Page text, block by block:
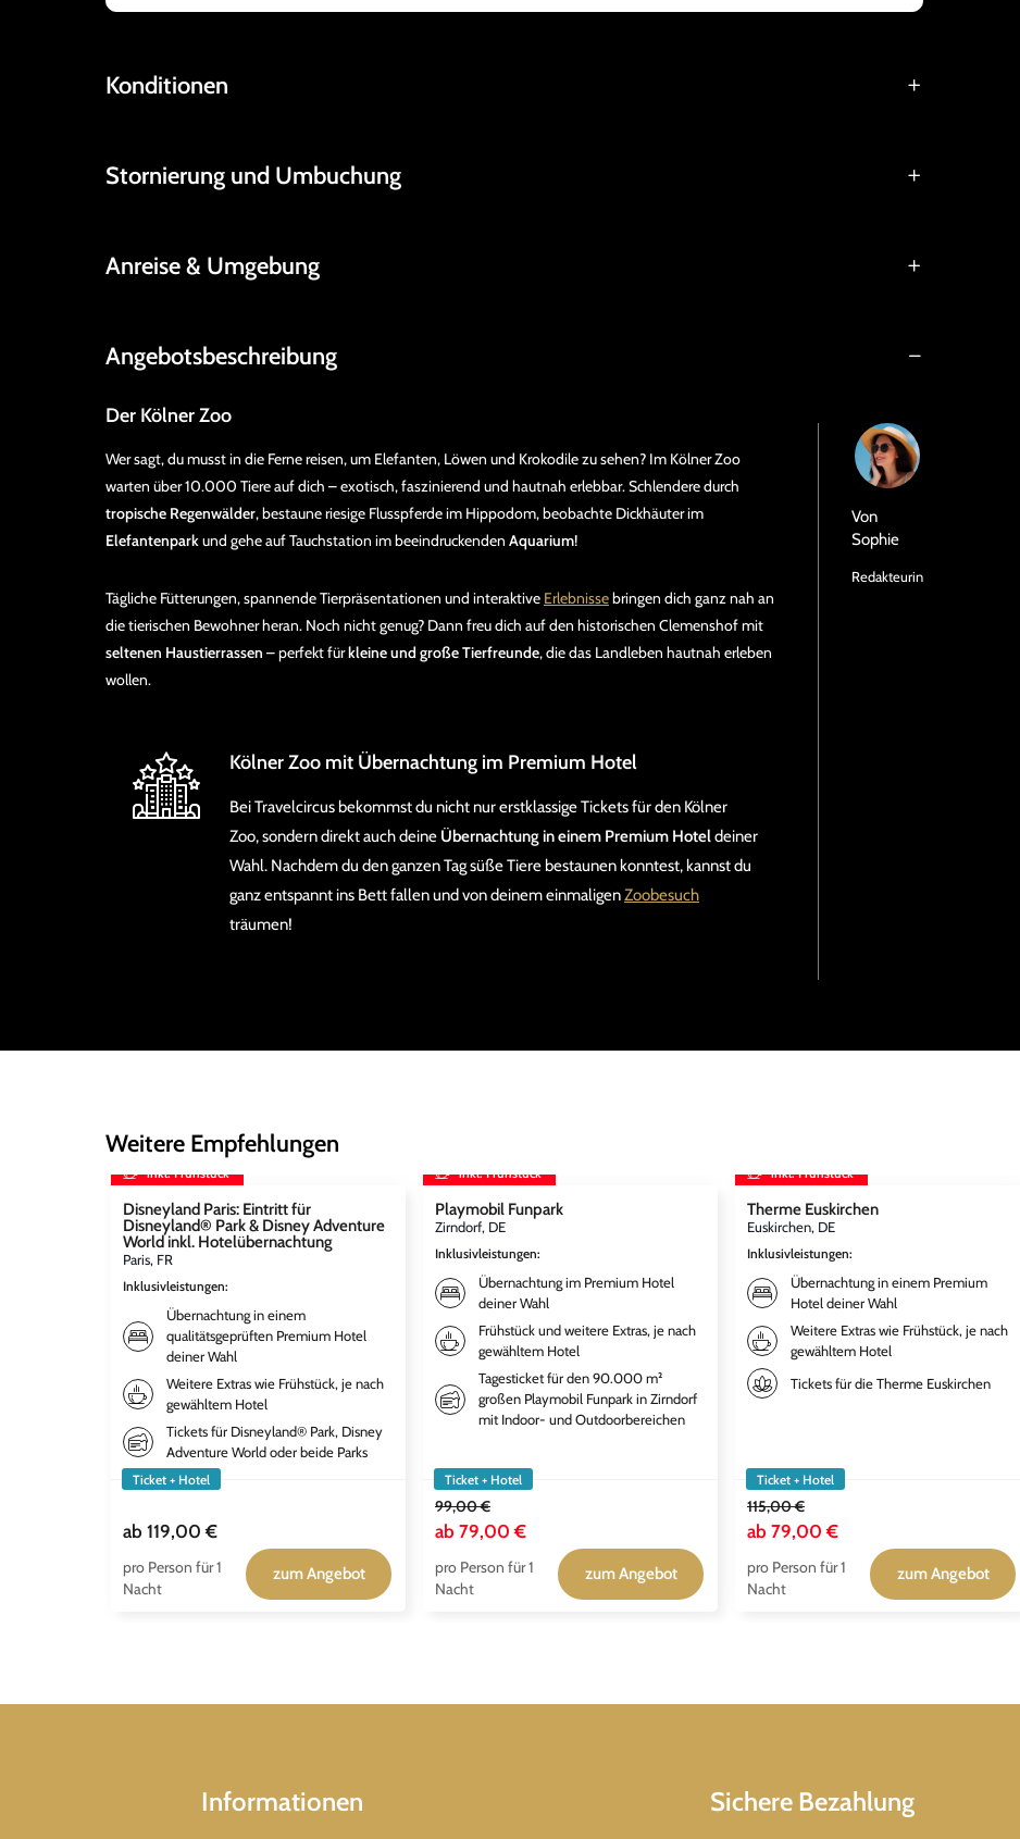
Konditionen
Stornierung und Umbuchung
Anreise & Umgebung
Angebotsbeschreibung
Der Kölner Zoo
Wer sagt, du musst in die Ferne reisen, um Elefanten, Löwen und Krokodile zu sehen? Im Kölner Zoo
warten über 10.000 Tiere auf dich – exotisch, faszinierend und hautnah erlebbar. Schlendere durch
tropische Regenwälder, bestaune riesige Flusspferde im Hippodom, beobachte Dickhäuter im
Elefantenparkund gehe auf Tauchstation im beeindruckenden Aquarium!
Tägliche Fütterungen, spannende Tierpräsentationen und interaktive Erlebnissebringen dich ganz nah an
die tierischen Bewohner heran. Noch nicht genug? Dann freu dich auf den historischen Clemenshof mit
seltenen Haustierrassen – perfekt fürkleine und große Tierfreunde, die das Landleben hautnah erleben
wollen.
Kölner Zoo mit Übernachtung im Premium Hotel
Bei Travelcircus bekommst du nicht nur erstklassige Tickets für den Kölner
Zoo, sondern direkt auch deine Übernachtung in einem Premium Hoteldeiner
Wahl. Nachdem du den ganzen Tag süße Tiere bestaunen konntest, kannst du
ganz entspannt ins Bett fallen und von deinem einmaligenZoobesuch
träumen!
Von
Sophie
Redakteurin
Weitere Empfehlungen
inkl. Frühstück
Disneyland Paris: Eintritt für
Disneyland® Park & Disney Adventure
World inkl. Hotelübernachtung
Paris, FR
Inklusivleistungen:
Übernachtung in einem
qualitätsgeprüften Premium Hotel
deiner Wahl
Weitere Extras wie Frühstück, je nach
gewähltem Hotel
Tickets für Disneyland® Park, Disney
Adventure World oder beide Parks
Ticket + Hotel
ab 119,00 €
pro Person für 1
Nacht
zum Angebot
inkl. Frühstück
Playmobil Funpark
Zirndorf, DE
Inklusivleistungen:
Übernachtung im Premium Hotel
deiner Wahl
Frühstück und weitere Extras, je nach
gewähltem Hotel
Tagesticket für den 90.000 m²
großen Playmobil Funpark in Zirndorf
mit Indoor- und Outdoorbereichen
Ticket + Hotel
99,00 €
ab 79,00 €
pro Person für 1
Nacht
zum Angebot
inkl. Frühstück
Therme Euskirchen
Euskirchen, DE
Inklusivleistungen:
Übernachtung in einem Premium
Hotel deiner Wahl
Weitere Extras wie Frühstück, je nach
gewähltem Hotel
Tickets für die Therme Euskirchen
Ticket + Hotel
115,00 €
ab 79,00 €
pro Person für 1
Nacht
zum Angebot
Informationen Sichere Bezahlung